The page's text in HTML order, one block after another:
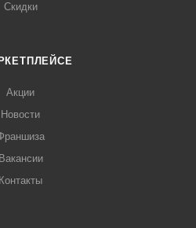
Скидки
Акции
Новости
Вакансии
Контакты